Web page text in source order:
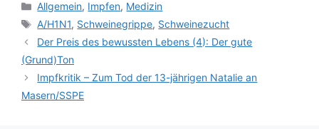
Kategorien
Allgemein, Impfen, Medizin
Schlagwörter
A/H1N1, Schweinegrippe, Schweinezucht
Der Preis des bewussten Lebens (4): Der gute
(Grund)Ton
Impfkritik – Zum Tod der 13-jährigen Natalie an
Masern/SSPE